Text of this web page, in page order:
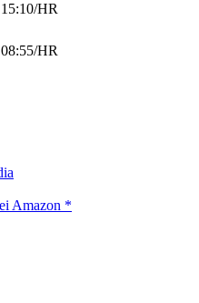
/HR
/HR
Amazon *